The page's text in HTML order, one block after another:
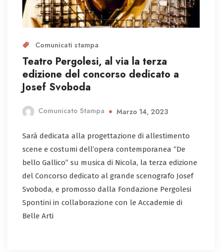
Comunicati stampa
Teatro Pergolesi, al via la terza
edizione del concorso dedicato a
Josef Svoboda
Comunicato Stampa Marzo 14, 2023
Sarà dedicata alla progettazione di allestimento
scene e costumi dell’opera contemporanea “De
bello Gallico” su musica di Nicola, la terza edizione
del Concorso dedicato al grande scenografo Josef
Svoboda, e promosso dalla Fondazione Pergolesi
Spontini in collaborazione con le Accademie di
Belle Arti